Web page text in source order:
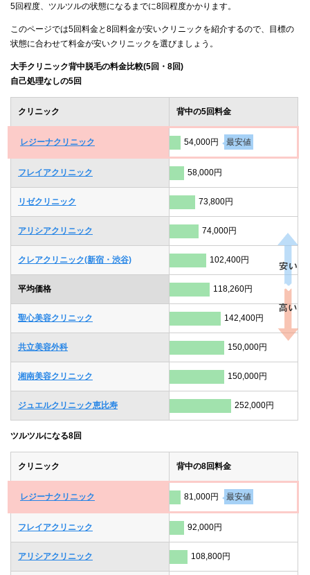
5回程度、ツルツルの状態になるまでに8回程度かかります。
このページでは5回料金と8回料金が安いクリニックを紹介するので、目標の
状態に合わせて料金が安いクリニックを選びましょう。
大手クリニック背中脱毛の料金比較(5回・8回)
自己処理なしの5回
クリニック 背中の5回料金
レジーナクリニック 54,000円 最安値
フレイアクリニック 58,000円
リゼクリニック 73,800円
アリシアクリニック 74,000円
クレアクリニック(新宿・渋谷) 102,400円
平均価格 118,260円
聖心美容クリニック 142,400円
共立美容外科 150,000円
湘南美容クリニック 150,000円
ジュエルクリニック恵比寿 252,000円
ツルツルになる8回
クリニック 背中の8回料金
レジーナクリニック 81,000円 最安値
フレイアクリニック 92,000円
アリシアクリニック 108,800円